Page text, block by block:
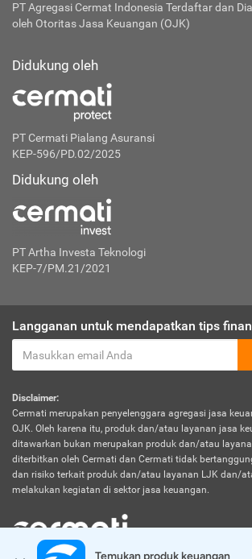
PT Agregasi Cermat Indonesia Terdaftar dan
oleh Otoritas Jasa Keuangan (OJK)
Didukung oleh
PT Cermati Pialang Asuransi
KEP-596/PD.02/2025
Didukung oleh
PT Artha Investa Teknologi
KEP-7/PM.21/2021
Langganan untuk mendapatkan tips
Disclaimer:
Cermati merupakan penyelenggara agregasi jasa
OJK. Oleh karena itu, produk dan/atau layanan jasa
ditawarkan bukan merupakan produk dan/atau
diterbitkan oleh Cermati dan Cermati tidak
dan risiko terkait produk dan/atau layanan LJK dan/
melakukan kegiatan di sektor jasa keuangan.
Temukan produk keuangan